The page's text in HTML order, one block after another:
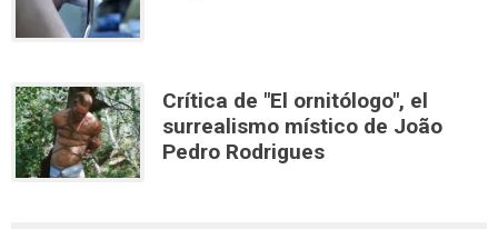
Crítica de "El ornitólogo", el
surrealismo místico de João
Pedro Rodrigues